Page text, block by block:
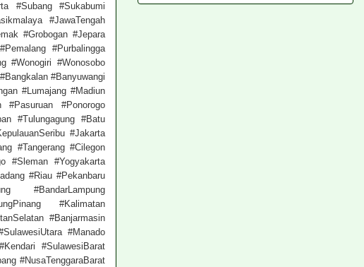
#Subang #Sukabumi
#JawaTengah
#Grobogan #Jepara
#Purbalingga
#Wonogiri #Wonosobo
#Banyuwangi
#Lumajang #Madiun
#Ponorogo
#Tulungagung #Batu
#Jakarta
#Tangerang #Cilegon
#Sleman #Yogyakarta
#Riau #Pekanbaru
#BandarLampung
#Kalimatan
#Banjarmasin
#Manado
#SulawesiBarat
#NusaTenggaraBarat